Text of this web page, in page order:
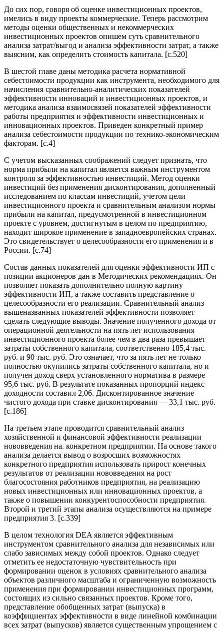
До сих пор, говоря об оценке инвестиционных проектов,
имелись в виду проекты коммерческие. Теперь рассмотрим
методы оценки общественных и некоммерческих
инвестиционных проектов опишем суть сравнительного
анализа затрат/выгод и анализа эффективности затрат, а также
выясним, как определить стоимость капитала. [c.520]
В шестой главе даны методика расчета нормативной
себестоимости продукции как инструмента, необходимого для
начисления сравнительно-аналитических показателей
эффективности инноваций и инвестиционных проектов, и
методика анализа взаимосвязей показателей эффективности
работы предприятия и эффективности инвестиционных и
инновационных проектов. Приведен конкретный пример
анализа себестоимости продукции по технико-экономическим
факторам. [c.4]
С учетом высказанных соображений следует признать, что
норма прибыли на капитал является важным инструментом
контроля за эффективностью инвестиций. Метод оценки
инвестиций без применения дисконтирования, дополненный
исследованием по классам инвестиций, учетом цели
инвестиционного проекта и сравнительным анализом нормы
прибыли на капитал, предусмотренной в инвестиционном
проекте с уровнем, достигнутым в целом по предприятию,
находит широкое применение в западноевропейских странах.
Это свидетельствует о целесообразности его применения и в
России. [c.74]
Состав данных показателей для оценки эффективности ИП с
позиции акционеров дан в Методических рекомендациях. Он
позволяет показать дополнительно полную картину
эффективности ИП, а также составить представление о
целесообразности его реализации. Сравнительный анализ
вышеназванных показателей эффективности позволяет
сделать следующие выводы. Значение полученного дохода от
операционной деятельности на пять лет использования
инвестиционного проекта более чем в два раза превышает
затраты собственного капитала, соответственно 185,4 тыс.
руб. и 90 тыс. руб. Это означает, что за пять лет не только
полностью окупились затраты собственного капитала, но и
получен доход сверх установленного норматива в размере
95,6 тыс. руб. В результате показанных пропорций индекс
доходности составил 2,06. Дисконтированное значение
чистого дохода при ставке дисконтирования — 33,1 тыс. руб.
[c.186]
На третьем этапе проводится сравнительный анализ
хозяйственной и финансовой эффективности реализации
нововведения на. конкретном предприятии. На основе такого
анализа делается вывод о возросших возможностях
конкретного предприятия использовать прирост конечных
результатов от реализации нововведения на рост
благосостояния работников предприятия, на реализацию
новых инвестиционных или инновационных проектов, а
также о повышении конкурентоспособности предприятия.
Второй и третий этапы анализа осуществляются на примере
предприятия 3. [c.339]
В целом технология DEA является эффективным
инструментом сравнительного анализа для независимых или
слабо зависимых между собой проектов. Однако следует
отметить ее недостаточную чувствительность при
формировании оценок в условиях сравнительного анализа
объектов различного масштаба и ограниченную возможность
применения при формировании инвестиционных программ,
состоящих из сильно связанных проектов. Кроме того,
представление обобщенных затрат (выпуска) в
коэффициентах эффективности в виде линейной комбинации
всех затрат (выпусков) является существенным упрощением с